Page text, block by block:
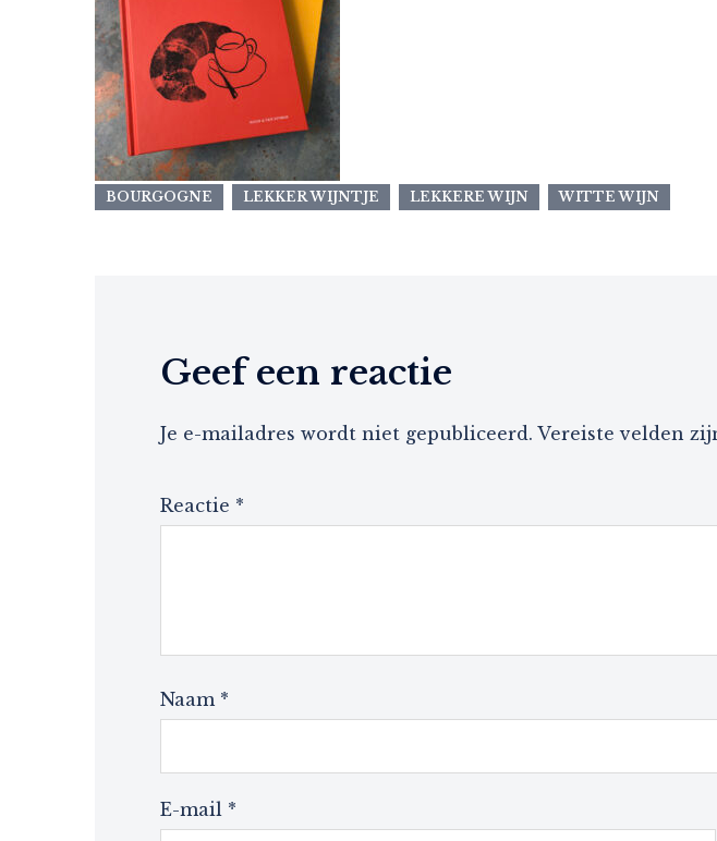
BOURGOGNE LEKKER WIJNTJE LEKKERE WIJN WITTE WIJN
Geef een reactie
Je e-mailadres wordt niet gepubliceerd. Vereiste velden
Reactie *
Naam *
E-mail *